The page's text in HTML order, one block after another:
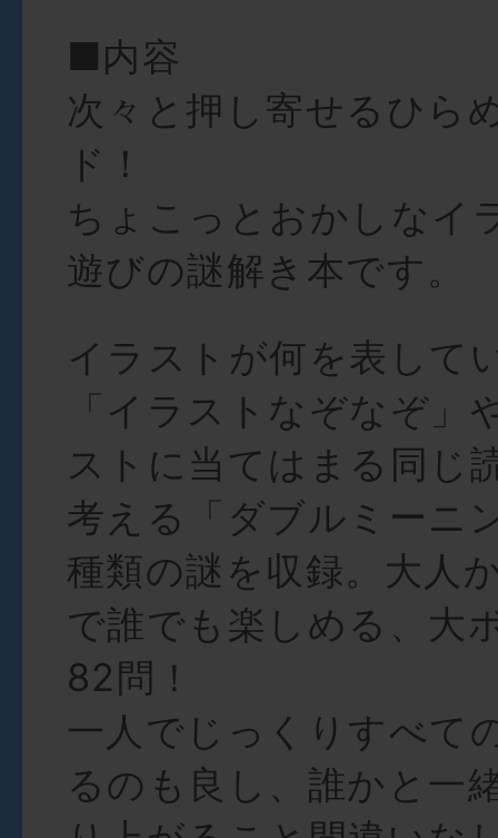
■内容
次々と押し寄せるひら
ド！
ちょこっとおかしなイ
遊びの謎解き本です。
イラストが何を表して
「イラストなぞなぞ」
ストに当てはまる同じ
考える「ダブルミーニ
種類の謎を収録。大人
で誰でも楽しめる、大
82問！
一人でじっくりすべて
るのも良し、誰かと一